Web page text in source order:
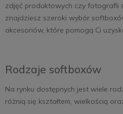
zdjęć produktowych czy fotografii
znajdziesz szeroki wybór
akcesoriów, które pomogą Ci
Rodzaje softboxów
Na rynku dostępnych jest wiele
różnią się kształtem, wielkością